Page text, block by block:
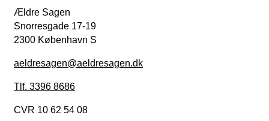
Ældre Sagen
Snorresgade 17-19
2300 København S
aeldresagen@aeldresagen.dk
Tlf. 3396 8686
CVR 10 62 54 08